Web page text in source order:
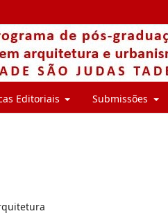
Editoriais Submissões